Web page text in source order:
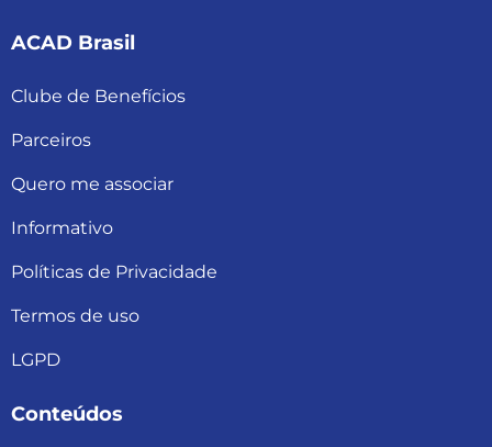
ACAD Brasil
Clube de Benefícios
Parceiros
Quero me associar
Informativo
Políticas de Privacidade
Termos de uso
LGPD
Conteúdos